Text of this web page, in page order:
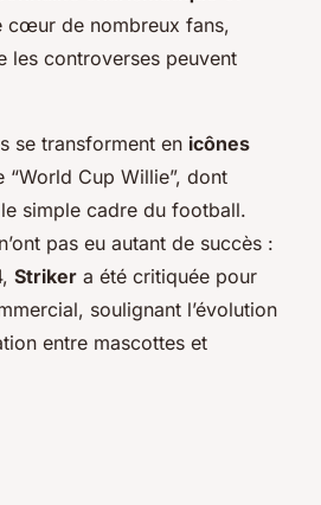
cœur de nombreux fans,
les controverses peuvent
se transforment en icônes
“World Cup Willie”, dont
simple cadre du football.
pas eu autant de succès :
Striker a été critiquée pour
soulignant l’évolution
entre mascottes et